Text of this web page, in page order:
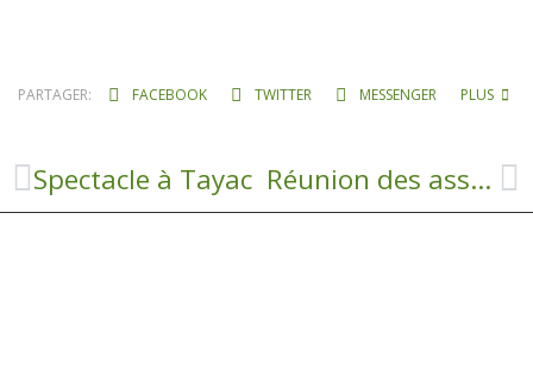
PARTAGER: FACEBOOK TWITTER MESSENGER PLUS
Spectacle à Tayac Réunion des associations le 6 octobre